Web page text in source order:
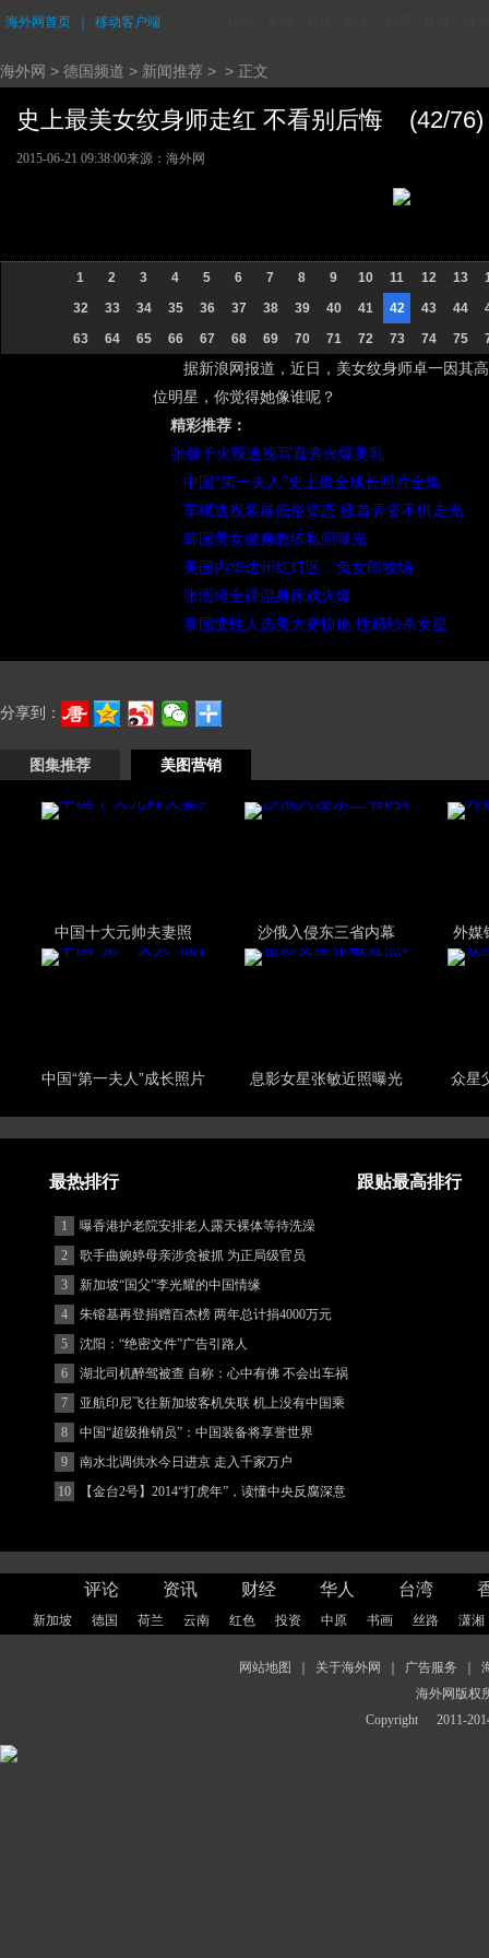
海外网首页 移动客户端
海外网 > 德国频道 > 新闻推荐 > > 正文
史上最美女纹身师走红 不看别后悔 (42/76)
2015-06-21 09:38:00来源：海外网
1 2 3 4 5 6 7 8 9 10 11 12 13
32
33 34 35 36 37 38 39 40 41 42 43 44
63
64 65 66 67 68 69 70 71 72 73 74 75
据新浪网报道，近日，美女纹身师卓一因其
位明星，你觉得她像谁呢？
精彩推荐：
张馨予火辣透视写真秀火爆美乳
中国“第一夫人”史上最全成长照片全集
车模透视装展低俗姿态 搔首弄姿不惧走光
韩国美女健身教练私照曝光
美国内华达州红灯区：兔女郎牧场
张雨绮全裸湿身床戏火爆
泰国变性人选美大赛惊艳 性感秒杀女星
分享到：
图集推荐 美图营销
中国十大元帅夫妻照 沙俄入侵东三省内幕 外媒
中国“第一夫人”成长照片 息影女星张敏近照曝光 众星
最热排行 跟贴最高排行
1
曝香港护老院安排老人露天裸体等待洗澡
2
歌手曲婉婷母亲涉贪被抓 为正局级官员
3
新加坡“国父”李光耀的中国情缘
4
朱镕基再登捐赠百杰榜 两年总计捐4000万元
5
沈阳：“绝密文件”广告引路人
6
湖北司机醉驾被查 自称：心中有佛 不会出车祸
(图)
7
亚航印尼飞往新加坡客机失联 机上没有中国乘
客
8
中国“超级推销员”：中国装备将享誉世界
9
南水北调供水今日进京 走入千家万户
10
【金台2号】2014“打虎年”，读懂中央反腐深意
评论 资讯 财经 华人 台湾
新加坡 德国 荷兰 云南 红色 投资 中原 书画 丝路 潇湘
网站地图 关于海外网 广告服务
海外网版权
Copyright
2011-